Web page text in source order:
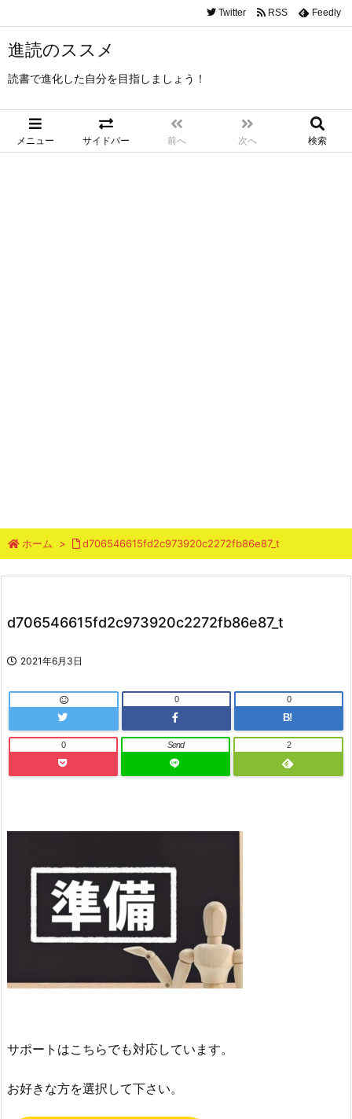
進読のススメ
読書で進化した自分を目指しましょう！
メニュー サイドバー 前へ 次へ 検索
Twitter RSS Feedly
ホーム > d706546615fd2c973920c2272fb86e87_t
d706546615fd2c973920c2272fb86e87_t
2021年6月3日
0
B!
0
0 Send 2
サポートはこちらでも対応しています。
お好きな方を選択して下さい。